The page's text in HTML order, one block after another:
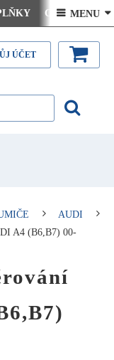
Ceny doručení
- návody Kontakt
 MENU 
ÚČET
AUDI
A4 (B6,B7) 00-